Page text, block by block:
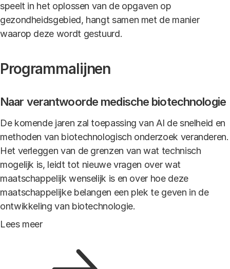
speelt in het oplossen van de opgaven op
gezondheidsgebied, hangt samen met de manier
waarop deze wordt gestuurd.
Programmalijnen
Naar verantwoorde medische biotechnologie
De komende jaren zal toepassing van AI de snelheid en
methoden van biotechnologisch onderzoek veranderen.
Het verleggen van de grenzen van wat technisch
mogelijk is, leidt tot nieuwe vragen over wat
maatschappelijk wenselijk is en over hoe deze
maatschappelijke belangen een plek te geven in de
ontwikkeling van biotechnologie.
Lees meer